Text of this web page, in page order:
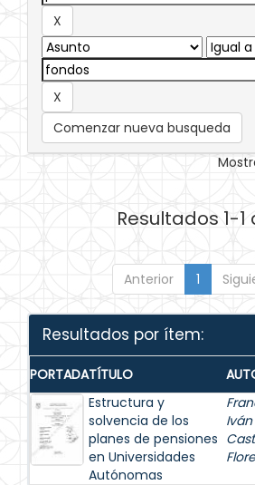
Comenzar nueva busqueda
Resultados 1-1
Anterior 1
Resultados por ítem:
PORTADATÍTULO
Estructura y
solvencia de los
planes de pensiones
en Universidades
Autónomas
Iván